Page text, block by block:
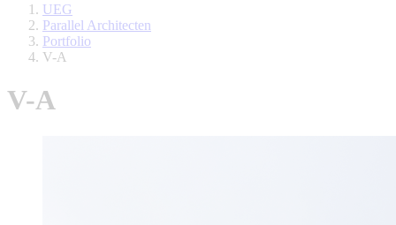
UEG
Parallel Architecten
Portfolio
V-A
V-A